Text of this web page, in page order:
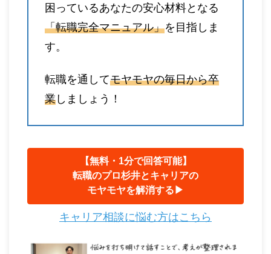
困っているあなたの安心材料となる
「転職完全マニュアル」を目指しま
す。
転職を通してモヤモヤの毎日から卒
業 しましょう！
【無料・1分で回答可能】
転職のプロ杉井とキャリアの
モヤモヤを解消する▶︎
キャリア相談に悩む方はこちら